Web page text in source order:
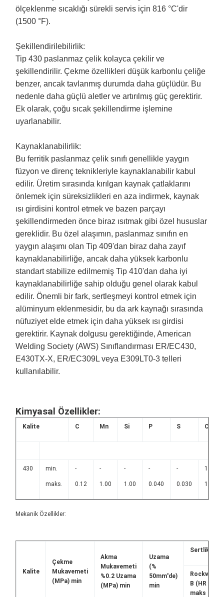
ölçeklenme sıcaklığı sürekli servis için 816 °C'dir
(1500 °F).
Şekillendirilebilirlik:
Tip 430 paslanmaz çelik kolayca çekilir ve
şekillendirilir. Çekme özellikleri düşük karbonlu çeliğe
benzer, ancak tavlanmış durumda daha güçlüdür. Bu
nedenle daha güçlü aletler ve artırılmış güç gerektirir.
Ek olarak, çoğu sıcak şekillendirme işlemine
uyarlanabilir.
Kaynaklanabilirlik:
Bu ferritik paslanmaz çelik sınıfı genellikle yaygın
füzyon ve direnç teknikleriyle kaynaklanabilir kabul
edilir. Üretim sırasında kırılgan kaynak çatlaklarını
önlemek için süreksizlikleri en aza indirmek, kaynak
ısı girdisini kontrol etmek ve bazen parçayı
şekillendirmeden önce biraz ısıtmak gibi özel hususlar
gereklidir. Bu özel alaşımın, paslanmaz sınıfın en
yaygın alaşımı olan Tip 409'dan biraz daha zayıf
kaynaklanabilirliğe, ancak daha yüksek karbonlu
standart stabilize edilmemiş Tip 410'dan daha iyi
kaynaklanabilirliğe sahip olduğu genel olarak kabul
edilir. Önemli bir fark, sertleşmeyi kontrol etmek için
alüminyum eklenmesidir, bu da ark kaynağı sırasında
nüfuziyet elde etmek için daha yüksek ısı girdisi
gerektirir. Kaynak dolgusu gerektiğinde, American
Welding Society (AWS) Sınıflandırması ER/EC430,
E430TX-X, ER/EC309L veya E309LT0-3 telleri
kullanılabilir.
Kimyasal Özellikler:
Kalite C Mn Si P S Cr
430 min.
maks.
-
0.12
-
1.00
-
1.00
-
0.040
-
0.030
16.0
18.0
Mekanik Özellikler:
Kalite
Çekme
Mukavemeti
(MPa) min
Akma
Mukavemeti
%0.2 Uzama
(MPa) min
Uzama
(%
50mm'de)
min
Sertlik
Rockwell
B (HR B)
maks